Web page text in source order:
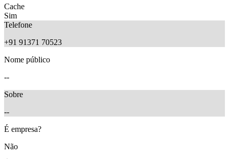
Cache
Sim
Telefone
+91 91371 70523
Nome público
--
Sobre
--
É empresa?
Não